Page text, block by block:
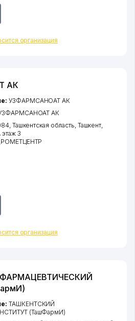
организация
АК
организация
УЗФАРМСАНОАТ АК
АК
Ташкентская область, Ташкент,
этаж 3
ТАШКЕНТСКИЙ
(ТашФармИ)